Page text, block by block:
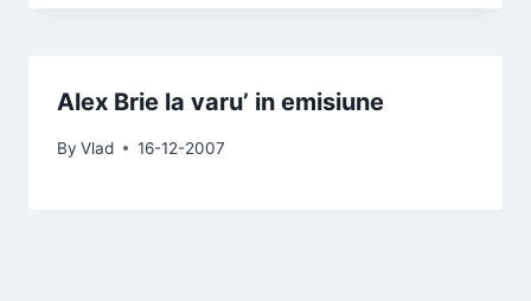
Alex Brie la varu’ in emisiune
By Vlad 16-12-2007